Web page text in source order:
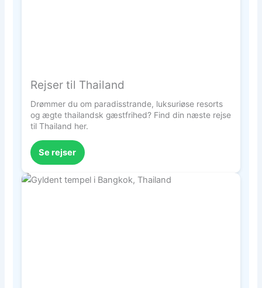
Rejser til Thailand
Drømmer du om paradisstrande, luksuriøse resorts
og ægte thailandsk gæstfrihed? Find din næste rejse
til Thailand her.
Se rejser